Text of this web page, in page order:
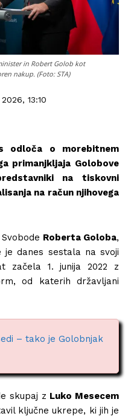
in Robert Golob kot
nakup. (Foto: STA)
13:10
odloča o morebitnem
primanjkljaja Golobove
na tiskovni
na račun njihovega
Roberta Goloba,
danes sestala na svoji
začela 1. junija 2022 z
od katerih državljani
– tako je Golobnjak
skupaj z Luko Mesecem
ključne ukrepe, ki jih je